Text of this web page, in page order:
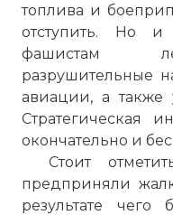
топлива и
отступить. Но и
фашистам
разрушительные
авиации, а также
Стратегическая
окончательно и
Стоит
предприняли
результате